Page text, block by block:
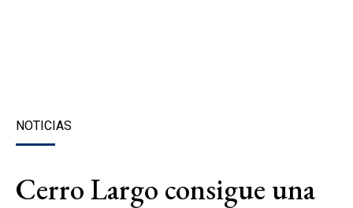
NOTICIAS
Cerro Largo consigue una